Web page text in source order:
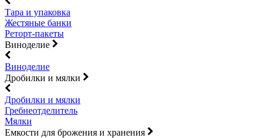
Тара и упаковка
Жестяные банки
Реторт-пакеты
Виноделие
Виноделие
Дробилки и мялки
Дробилки и мялки
Гребнеотделитель
Мялки
Емкости для брожения и хранения